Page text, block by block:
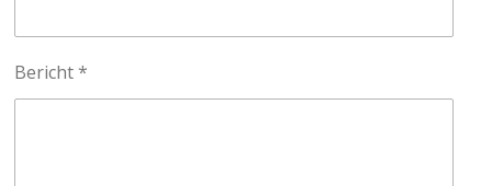
Bericht *